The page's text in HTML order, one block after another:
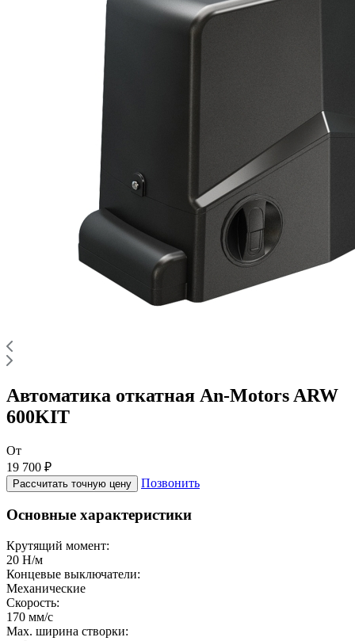
Автоматика откатная An-Motors ARW
600KIT
От
19 700 ₽
Рассчитать точную цену Позвонить
Основные характеристики
Крутящий момент:
20 Н/м
Концевые выключатели:
Механические
Скорость:
170 мм/с
Max. ширина створки: